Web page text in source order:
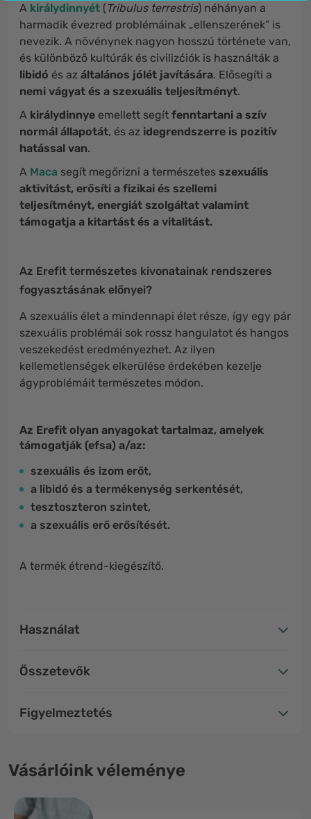
A királydinnyét (Tribulus terrestris) néhányan a
harmadik évezred problémáinak „ellenszerének” is
nevezik. A növénynek nagyon hosszú története van,
és különböző kultúrák és civilizćiók is használták a
libidó és az általános jólét javítására. Elősegíti a
nemi vágyat és a szexuális teljesítményt.
A királydinnye emellett segít fenntartani a szív
normál állapotát, és az idegrendszerre is pozitív
hatással van.
A Maca segít megőrizni a természetes szexuális
aktivitást, erősíti a fizikai és szellemi
teljesítményt, energiát szolgáltat valamint
támogatja a kitartást és a vitalitást.
Az Erefit természetes kivonatainak rendszeres
fogyasztásának előnyei?
A szexuális élet a mindennapi élet része, így egy pár
szexuális problémái sok rossz hangulatot és hangos
veszekedést eredményezhet. Az ilyen
kellemetlenségek elkerülése érdekében kezelje
ágyproblémáit természetes módon.
Az Erefit olyan anyagokat tartalmaz, amelyek
támogatják (efsa) a/az:
szexuális és izom erőt,
a libidó és a termékenység serkentését,
tesztoszteron szintet,
a szexuális erő erősítését.
A termék étrend-kiegészítő.
Használat
Összetevők
Figyelmeztetés
Vásárlóink véleménye